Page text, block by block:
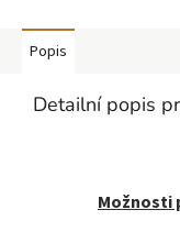
Popis
Detailní popis
Možnosti